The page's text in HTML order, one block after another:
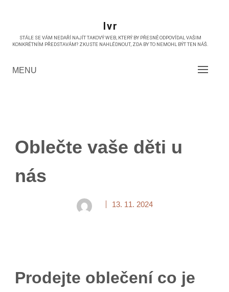
Ivr
STÁLE SE VÁM NEDAŘÍ NAJÍT TAKOVÝ WEB, KTERÝ BY PŘESNĚ ODPOVÍDAL VAŠIM
KONKRÉTNÍM PŘEDSTAVÁM? ZKUSTE NAHLÉDNOUT, ZDA BY TO NEMOHL BÝT TEN NÁŠ.
MENU
Oblečte vaše děti u
nás
13. 11. 2024
Prodejte oblečení co je